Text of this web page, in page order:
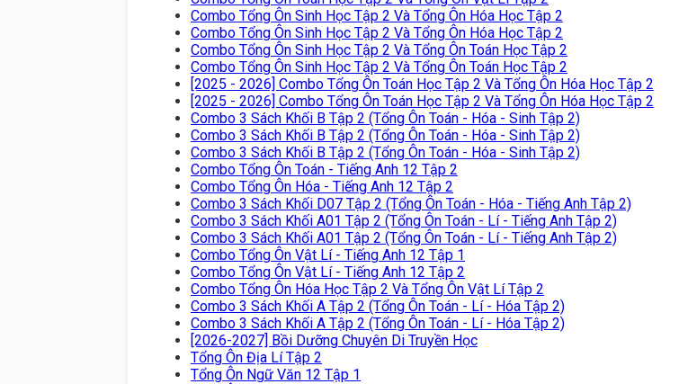
Combo Tổng Ôn Sinh Học Tập 2 Và Tổng Ôn Hóa Học Tập 2
Combo Tổng Ôn Sinh Học Tập 2 Và Tổng Ôn Hóa Học Tập 2
Combo Tổng Ôn Sinh Học Tập 2 Và Tổng Ôn Toán Học Tập 2
Combo Tổng Ôn Sinh Học Tập 2 Và Tổng Ôn Toán Học Tập 2
[2025 - 2026] Combo Tổng Ôn Toán Học Tập 2 Và Tổng Ôn Hóa Học Tập 2
[2025 - 2026] Combo Tổng Ôn Toán Học Tập 2 Và Tổng Ôn Hóa Học Tập 2
Combo 3 Sách Khối B Tập 2 (Tổng Ôn Toán - Hóa - Sinh Tập 2)
Combo 3 Sách Khối B Tập 2 (Tổng Ôn Toán - Hóa - Sinh Tập 2)
Combo 3 Sách Khối B Tập 2 (Tổng Ôn Toán - Hóa - Sinh Tập 2)
Combo Tổng Ôn Toán - Tiếng Anh 12 Tập 2
Combo Tổng Ôn Hóa - Tiếng Anh 12 Tập 2
Combo 3 Sách Khối D07 Tập 2 (Tổng Ôn Toán - Hóa - Tiếng Anh Tập 2)
Combo 3 Sách Khối A01 Tập 2 (Tổng Ôn Toán - Lí - Tiếng Anh Tập 2)
Combo 3 Sách Khối A01 Tập 2 (Tổng Ôn Toán - Lí - Tiếng Anh Tập 2)
Combo Tổng Ôn Vật Lí - Tiếng Anh 12 Tập 1
Combo Tổng Ôn Vật Lí - Tiếng Anh 12 Tập 2
Combo Tổng Ôn Hóa Học Tập 2 Và Tổng Ôn Vật Lí Tập 2
Combo 3 Sách Khối A Tập 2 (Tổng Ôn Toán - Lí - Hóa Tập 2)
Combo 3 Sách Khối A Tập 2 (Tổng Ôn Toán - Lí - Hóa Tập 2)
[2026-2027] Bồi Dưỡng Chuyên Di Truyền Học
Tổng Ôn Địa Lí Tập 2
Tổng Ôn Ngữ Văn 12 Tập 1